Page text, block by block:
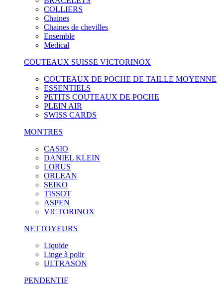
COLLIERS
Chaines
Chaines de chevilles
Ensemble
Medical
COUTEAUX SUISSE VICTORINOX
COUTEAUX DE POCHE DE TAILLE MOYENNE
ESSENTIELS
PETITS COUTEAUX DE POCHE
PLEIN AIR
SWISS CARDS
MONTRES
CASIO
DANIEL KLEIN
LORUS
ORLEAN
SEIKO
TISSOT
ASPEN
VICTORINOX
NETTOYEURS
Liquide
Linge à polir
ULTRASON
PENDENTIF